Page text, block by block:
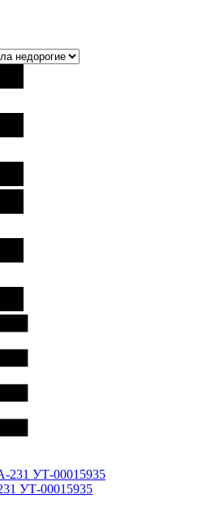
УТ-00015935